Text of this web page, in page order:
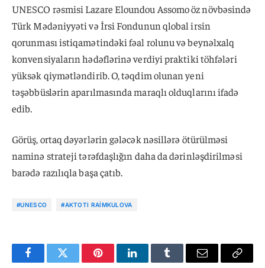
UNESCO rəsmisi Lazare Eloundou Assomo öz növbəsində
Türk Mədəniyyəti və İrsi Fondunun qlobal irsin
qorunması istiqamətindəki fəal rolunu və beynəlxalq
konvensiyaların hədəflərinə verdiyi praktiki töhfələri
yüksək qiymətləndirib. O, təqdim olunan yeni
təşəbbüslərin aparılmasında maraqlı olduqlarını ifadə
edib.
Görüş, ortaq dəyərlərin gələcək nəsillərə ötürülməsi
naminə strateji tərəfdaşlığın daha da dərinləşdirilməsi
barədə razılıqla başa çatıb.
#UNESCO #AKTOTI RAIMKULOVA
FacebookTwitter PinterestLinkedInTumblr Email
Copy